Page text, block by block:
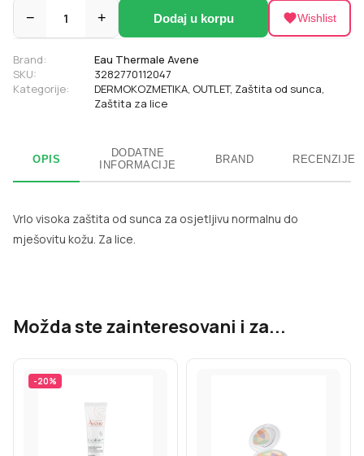
− 1 + Dodaj u korpu Wishlist
Brand:
Eau Thermale Avene
SKU:
3282770112047
Kategorije:
DERMOKOZMETIKA, OUTLET, Zaštita od sunca,
Zaštita za lice
OPIS
DODATNE
INFORMACIJE
BRAND RECENZIJE
Vrlo visoka zaštita od sunca za osjetljivu normalnu do
mješovitu kožu. Za lice.
Možda ste zainteresovani i za...
-20%